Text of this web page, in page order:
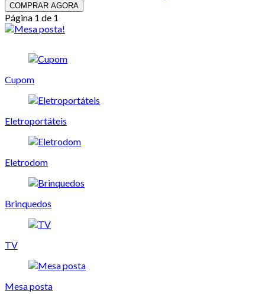
COMPRAR AGORA
Página 1 de 1
Cupom
Eletroportáteis
Eletrodom
Brinquedos
TV
Mesa posta